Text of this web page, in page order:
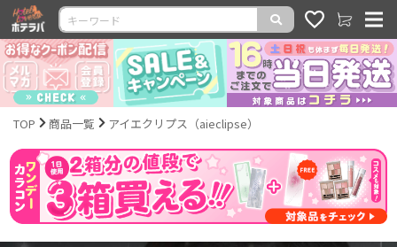
TOP 商品一覧 アイエクリプス（aieclipse）